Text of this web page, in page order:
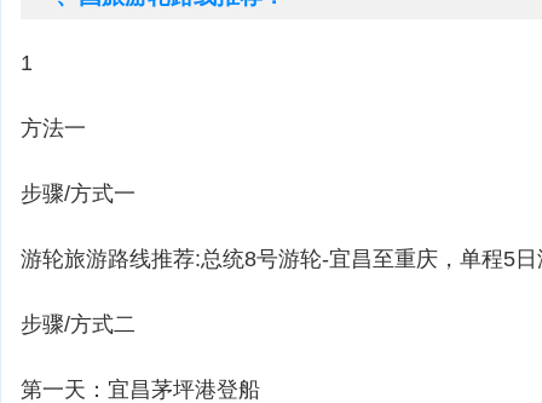
1
方法一
步骤/方式一
游轮旅游路线推荐:总统8号游轮-宜昌至重庆，单程5日
步骤/方式二
第一天：宜昌茅坪港登船